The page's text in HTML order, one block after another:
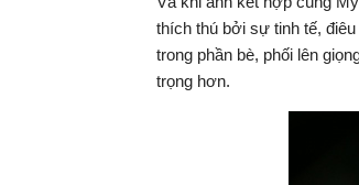
thích thú bởi sự tinh tế,
trong phần bè, phối lên
trọng hơn.